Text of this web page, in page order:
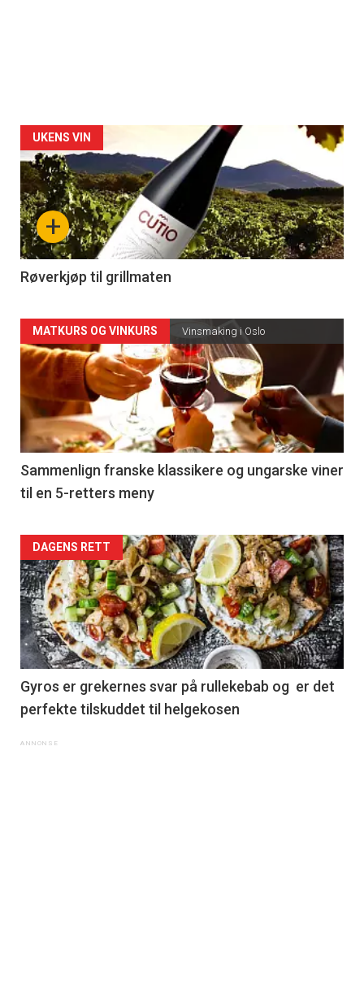
+
UKENS VIN
Røverkjøp til grillmaten
MATKURS OG VINKURS Vinsmaking i Oslo
Sammenlign franske klassikere og ungarske viner
til en 5-retters meny
DAGENS RETT
Gyros er grekernes svar på rullekebab og er det
perfekte tilskuddet til helgekosen